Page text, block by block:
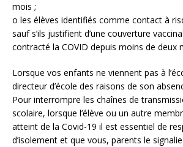
mois ;
o les élèves identifiés comme contact à
sauf s’ils justifient d’une couverture
contracté la COVID depuis moins de deux
Lorsque vos enfants ne viennent pas à
directeur d’école des raisons de son
Pour interrompre les chaînes de
scolaire, lorsque l’élève ou un autre
atteint de la Covid-19 il est essentiel de
d’isolement et que vous, parents le